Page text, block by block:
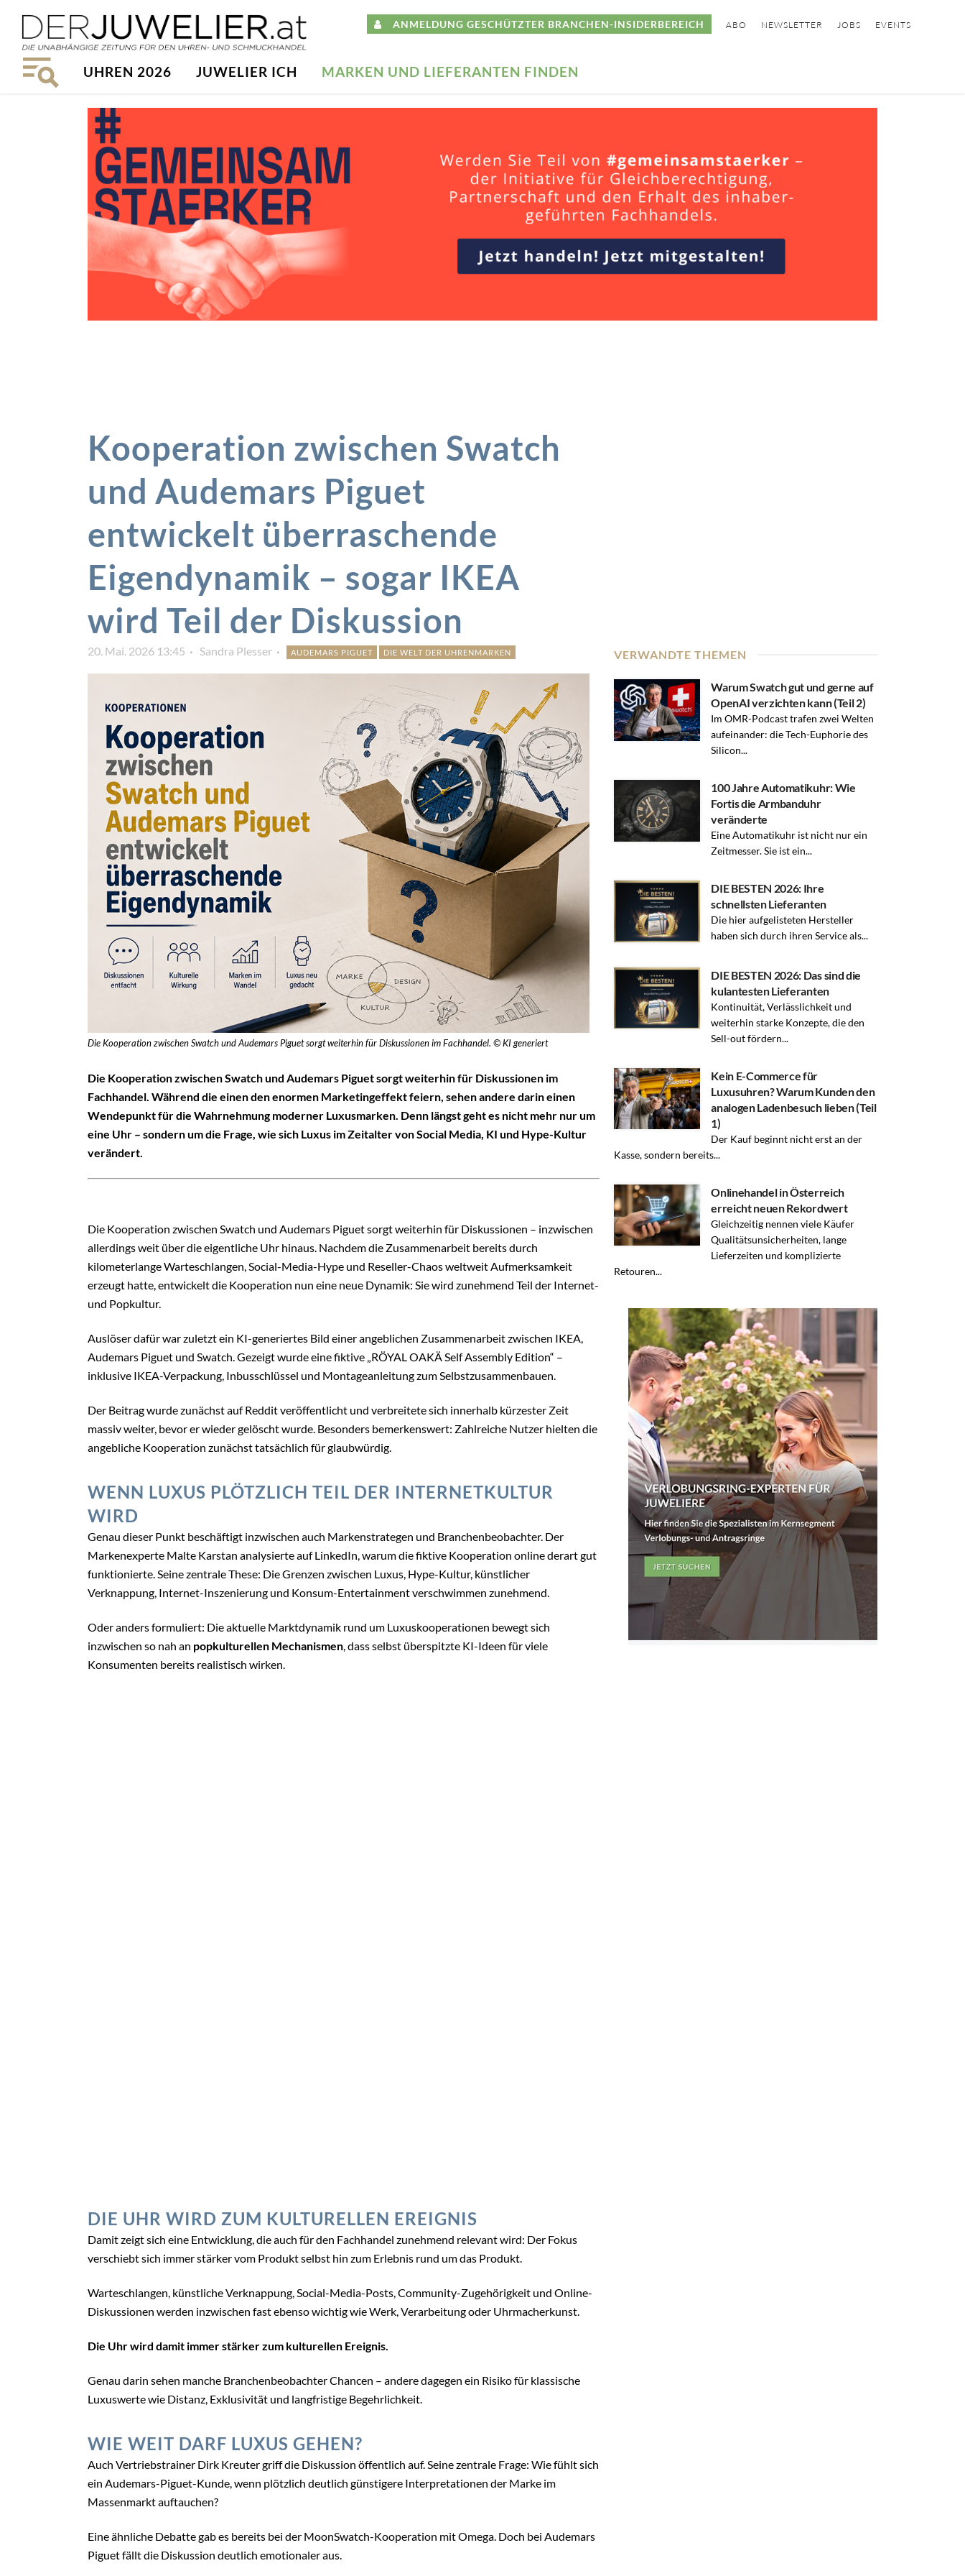
ANMELDUNG GESCHÜTZTER BRANCHEN-INSIDERBEREICH ABO NEWSLETTER JOBS EVENTS
UHREN 2026 JUWELIER ICH MARKEN UND LIEFERANTEN FINDEN
Kooperation zwischen Swatch
und Audemars Piguet
entwickelt überraschende
Eigendynamik – sogar IKEA
wird Teil der Diskussion
20. Mai. 2026 13:45 Sandra Plesser AUDEMARS PIGUET DIE WELT DER UHRENMARKEN
Die Kooperation zwischen Swatch und Audemars Piguet sorgt weiterhin für Diskussionen im Fachhandel. © KI generiert
Die Kooperation zwischen Swatch und Audemars Piguet sorgt weiterhin für Diskussionen im
Fachhandel. Während die einen den enormen Marketingeffekt feiern, sehen andere darin einen
Wendepunkt für die Wahrnehmung moderner Luxusmarken. Denn längst geht es nicht mehr nur um
eine Uhr – sondern um die Frage, wie sich Luxus im Zeitalter von Social Media, KI und Hype-Kultur
verändert.
Die Kooperation zwischen Swatch und Audemars Piguet sorgt weiterhin für Diskussionen – inzwischen
allerdings weit über die eigentliche Uhr hinaus. Nachdem die Zusammenarbeit bereits durch
kilometerlange Warteschlangen, Social-Media-Hype und Reseller-Chaos weltweit Aufmerksamkeit
erzeugt hatte, entwickelt die Kooperation nun eine neue Dynamik: Sie wird zunehmend Teil der Internet-
und Popkultur.
Auslöser dafür war zuletzt ein KI-generiertes Bild einer angeblichen Zusammenarbeit zwischen IKEA,
Audemars Piguet und Swatch. Gezeigt wurde eine fiktive „RÖYAL OAKÄ Self Assembly Edition“ –
inklusive IKEA-Verpackung, Inbusschlüssel und Montageanleitung zum Selbstzusammenbauen.
Der Beitrag wurde zunächst auf Reddit veröffentlicht und verbreitete sich innerhalb kürzester Zeit
massiv weiter, bevor er wieder gelöscht wurde. Besonders bemerkenswert: Zahlreiche Nutzer hielten die
angebliche Kooperation zunächst tatsächlich für glaubwürdig.
WENN LUXUS PLÖTZLICH TEIL DER INTERNETKULTUR
WIRD
Genau dieser Punkt beschäftigt inzwischen auch Markenstrategen und Branchenbeobachter. Der
Markenexperte Malte Karstan analysierte auf LinkedIn, warum die fiktive Kooperation online derart gut
funktionierte. Seine zentrale These: Die Grenzen zwischen Luxus, Hype-Kultur, künstlicher
Verknappung, Internet-Inszenierung und Konsum-Entertainment verschwimmen zunehmend.
Oder anders formuliert: Die aktuelle Marktdynamik rund um Luxuskooperationen bewegt sich
inzwischen so nah an popkulturellen Mechanismen, dass selbst überspitzte KI-Ideen für viele
Konsumenten bereits realistisch wirken.
DIE UHR WIRD ZUM KULTURELLEN EREIGNIS
Damit zeigt sich eine Entwicklung, die auch für den Fachhandel zunehmend relevant wird: Der Fokus
verschiebt sich immer stärker vom Produkt selbst hin zum Erlebnis rund um das Produkt.
Warteschlangen, künstliche Verknappung, Social-Media-Posts, Community-Zugehörigkeit und Online-
Diskussionen werden inzwischen fast ebenso wichtig wie Werk, Verarbeitung oder Uhrmacherkunst.
Die Uhr wird damit immer stärker zum kulturellen Ereignis.
Genau darin sehen manche Branchenbeobachter Chancen – andere dagegen ein Risiko für klassische
Luxuswerte wie Distanz, Exklusivität und langfristige Begehrlichkeit.
WIE WEIT DARF LUXUS GEHEN?
Auch Vertriebstrainer Dirk Kreuter griff die Diskussion öffentlich auf. Seine zentrale Frage: Wie fühlt sich
ein Audemars-Piguet-Kunde, wenn plötzlich deutlich günstigere Interpretationen der Marke im
Massenmarkt auftauchen?
Eine ähnliche Debatte gab es bereits bei der MoonSwatch-Kooperation mit Omega. Doch bei Audemars
Piguet fällt die Diskussion deutlich emotionaler aus.
VERWANDTE THEMEN
Warum Swatch gut und gerne auf
OpenAI verzichten kann (Teil 2)
Im OMR-Podcast trafen zwei Welten
aufeinander: die Tech-Euphorie des
Silicon...
100 Jahre Automatikuhr: Wie
Fortis die Armbanduhr
veränderte
Eine Automatikuhr ist nicht nur ein
Zeitmesser. Sie ist ein...
DIE BESTEN 2026: Ihre
schnellsten Lieferanten
Die hier aufgelisteten Hersteller
haben sich durch ihren Service als...
DIE BESTEN 2026: Das sind die
kulantesten Lieferanten
Kontinuität, Verlässlichkeit und
weiterhin starke Konzepte, die den
Sell-out fördern...
Kein E-Commerce für
Luxusuhren? Warum Kunden den
analogen Ladenbesuch lieben (Teil
1)
Der Kauf beginnt nicht erst an der
Kasse, sondern bereits...
Onlinehandel in Österreich
erreicht neuen Rekordwert
Gleichzeitig nennen viele Käufer
Qualitätsunsicherheiten, lange
Lieferzeiten und komplizierte
Retouren...